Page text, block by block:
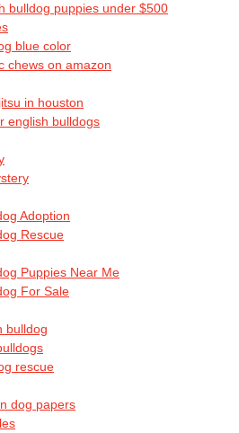
bulldog puppies under $500
blue color
chews on amazon
in houston
english bulldogs
Adoption
Rescue
Puppies Near Me
For Sale
bulldog
rescue
dog papers